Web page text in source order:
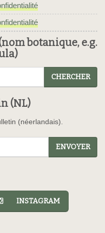
botanique, e.g.
CHERCHER
(NL)
(néerlandais).
ENVOYER
INSTAGRAM